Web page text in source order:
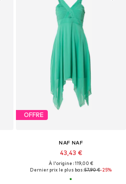
OFFRE
NAF NAF
43,43 €
À l'origine : 119,00 €
Dernier prix le plus bas :57,90 €-25%